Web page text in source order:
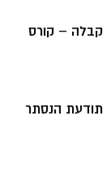
קבלה – קורס
תודעת הנסתר